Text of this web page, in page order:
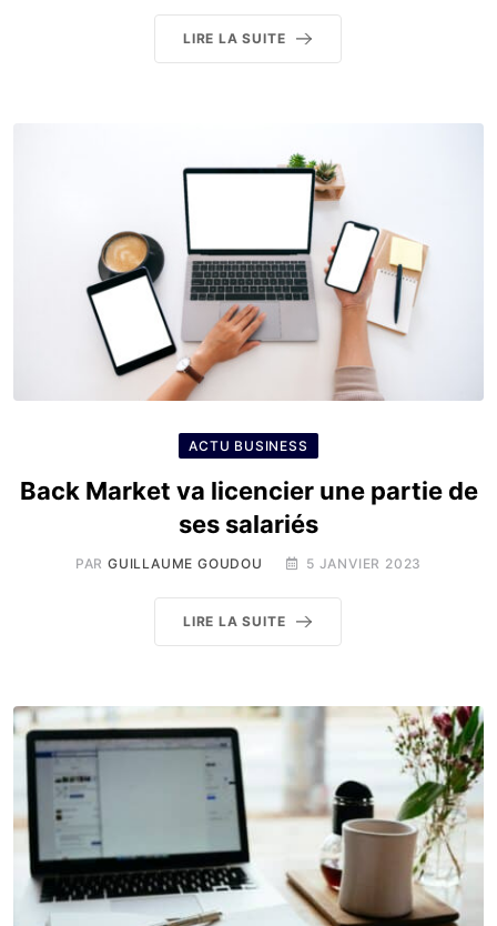
LIRE LA SUITE
ACTU BUSINESS
Back Market va licencier une partie de
ses salariés
PARGUILLAUME GOUDOU 5 JANVIER 2023
LIRE LA SUITE